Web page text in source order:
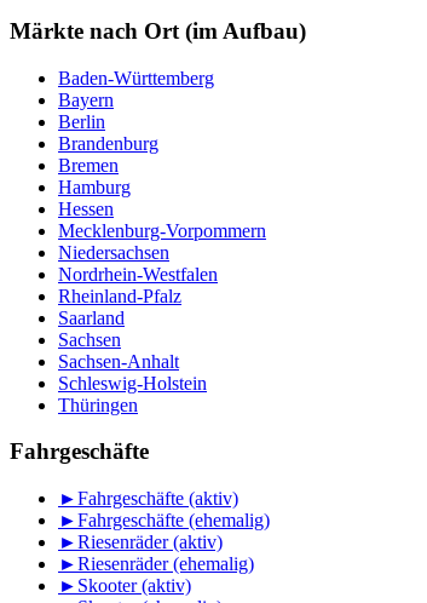
Monat
Märkte nach Ort (im Aufbau)
Baden-Württemberg
Bayern
Berlin
Brandenburg
Bremen
Hamburg
Hessen
Mecklenburg-Vorpommern
Niedersachsen
Nordrhein-Westfalen
Rheinland-Pfalz
Saarland
Sachsen
Sachsen-Anhalt
Schleswig-Holstein
Thüringen
Fahrgeschäfte
►Fahrgeschäfte (aktiv)
►Fahrgeschäfte (ehemalig)
►Riesenräder (aktiv)
►Riesenräder (ehemalig)
► Skooter (aktiv)